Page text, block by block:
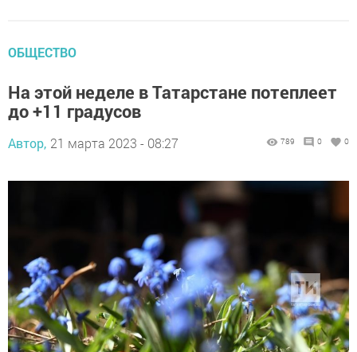
ОБЩЕСТВО
На этой неделе в Татарстане потеплеет
до +11 градусов
Автор, 21 марта 2023 - 08:27 789 0 0